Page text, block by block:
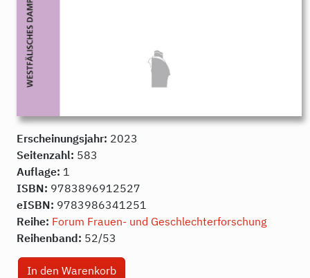
Erscheinungsjahr: 2023
Seitenzahl: 583
Auflage: 1
ISBN: 9783896912527
eISBN: 9783986341251
Reihe: Forum Frauen- und Geschlechterforschung
Reihenband: 52/53